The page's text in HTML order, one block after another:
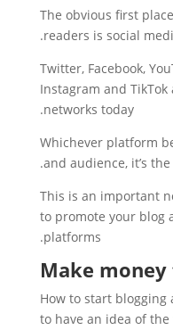
The obvious first
readers is social
Twitter, Facebook,
Instagram and
networks today.
Whichever platform
and audience, it’s
This is an important
to promote your blog
platforms.
How to start blogging
to have an idea of